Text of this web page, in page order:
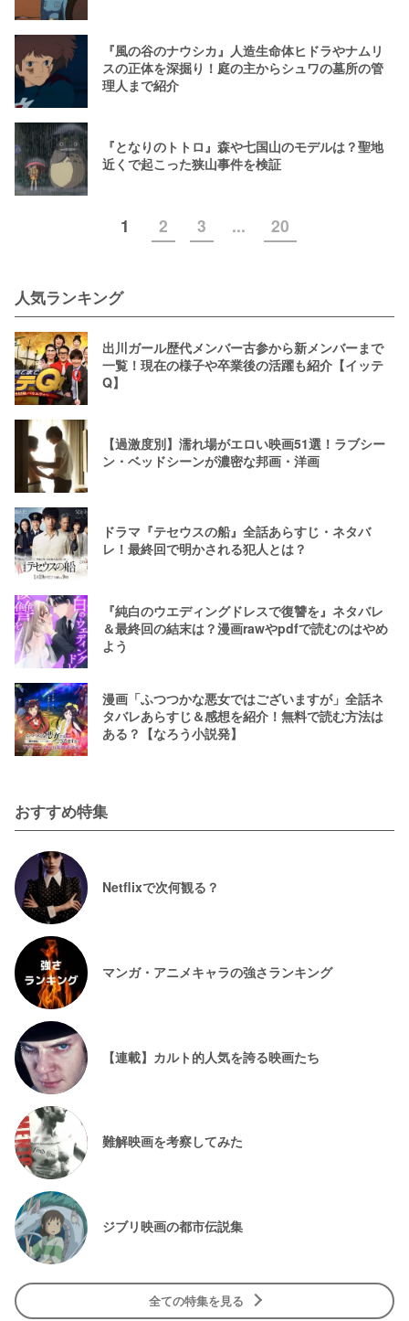
『風の谷のナウシカ』人造生命体ヒドラやナムリ
スの正体を深掘り！庭の主からシュワの墓所の管
理人まで紹介
『となりのトトロ』森や七国山のモデルは？聖地
近くで起こった狭山事件を検証
1 2 3 ... 20
人気ランキング
出川ガール歴代メンバー古参から新メンバーまで
一覧！現在の様子や卒業後の活躍も紹介【イッテ
Q】
【過激度別】濡れ場がエロい映画51選！ラブシー
ン・ベッドシーンが濃密な邦画・洋画
ドラマ『テセウスの船』全話あらすじ・ネタバ
レ！最終回で明かされる犯人とは？
『純白のウエディングドレスで復讐を』ネタバレ
＆最終回の結末は？漫画rawやpdfで読むのはやめ
よう
漫画「ふつつかな悪女ではございますが」全話ネ
タバレあらすじ＆感想を紹介！無料で読む方法は
ある？【なろう小説発】
おすすめ特集
Netflixで次何観る？
マンガ・アニメキャラの強さランキング
【連載】カルト的人気を誇る映画たち
難解映画を考察してみた
ジブリ映画の都市伝説集
全ての特集を見る